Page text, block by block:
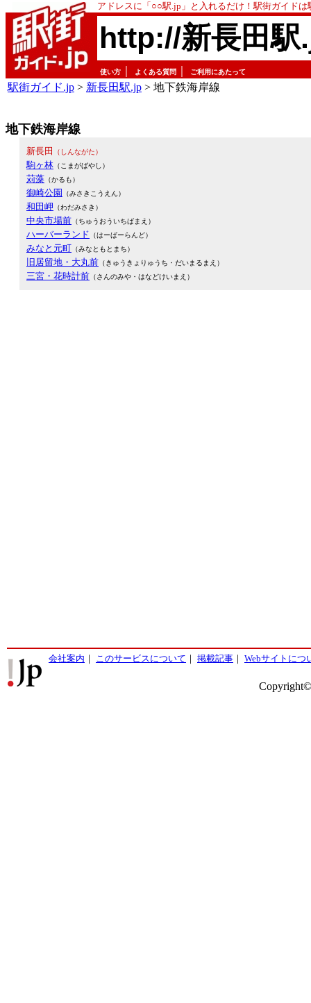
アドレスに「○○駅.jp」と入れるだけ！駅街ガイド
http://新長田駅
使い方 よくある質問 ご利用にあたって
駅街ガイド.jp > 新長田駅.jp > 地下鉄海岸線
地下鉄海岸線
新長田 （しんながた）
駒ヶ林 （こまがばやし）
苅藻 （かるも）
御崎公園 （みさきこうえん）
和田岬 （わだみさき）
中央市場前 （ちゅうおういちばまえ）
ハーバーランド （はーばーらんど）
みなと元町 （みなともとまち）
旧居留地・大丸前 （きゅうきょりゅうち・だいまるまえ）
三宮・花時計前 （さんのみや・はなどけいまえ）
会社案内 ｜ このサービスについて ｜ 掲載記事 ｜ Webサイトにつ